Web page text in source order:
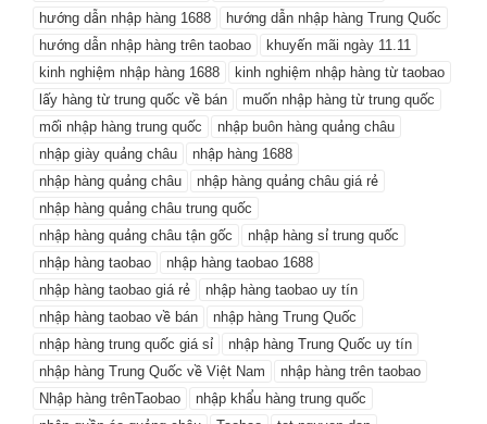
hướng dẫn nhập hàng 1688
hướng dẫn nhập hàng Trung Quốc
hướng dẫn nhập hàng trên taobao
khuyến mãi ngày 11.11
kinh nghiệm nhập hàng 1688
kinh nghiệm nhập hàng từ taobao
lấy hàng từ trung quốc về bán
muốn nhập hàng từ trung quốc
mối nhập hàng trung quốc
nhập buôn hàng quảng châu
nhập giày quảng châu
nhập hàng 1688
nhập hàng quảng châu
nhập hàng quảng châu giá rẻ
nhập hàng quảng châu trung quốc
nhập hàng quảng châu tận gốc
nhập hàng sỉ trung quốc
nhập hàng taobao
nhập hàng taobao 1688
nhập hàng taobao giá rẻ
nhập hàng taobao uy tín
nhập hàng taobao về bán
nhập hàng Trung Quốc
nhập hàng trung quốc giá sỉ
nhập hàng Trung Quốc uy tín
nhập hàng Trung Quốc về Việt Nam
nhập hàng trên taobao
Nhập hàng trênTaobao
nhập khẩu hàng trung quốc